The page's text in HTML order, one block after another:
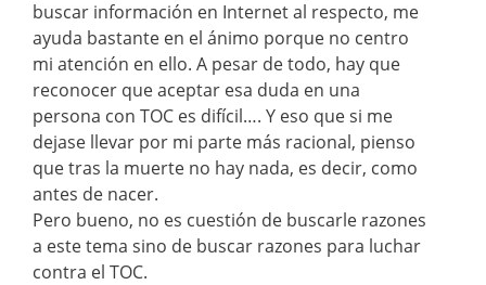
buscar información en Internet al respecto, me
ayuda bastante en el ánimo porque no centro
mi atención en ello. A pesar de todo, hay que
reconocer que aceptar esa duda en una
persona con TOC es difícil…. Y eso que si me
dejase llevar por mi parte más racional, pienso
que tras la muerte no hay nada, es decir, como
antes de nacer.
Pero bueno, no es cuestión de buscarle razones
a este tema sino de buscar razones para luchar
contra el TOC.